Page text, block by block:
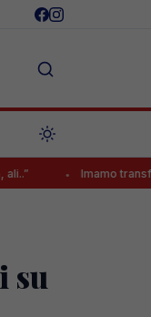
Imamo transfer ljeta od
su